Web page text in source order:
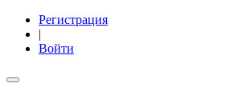
Регистрация
|
Войти